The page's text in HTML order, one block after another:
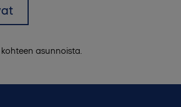
asunnoista.